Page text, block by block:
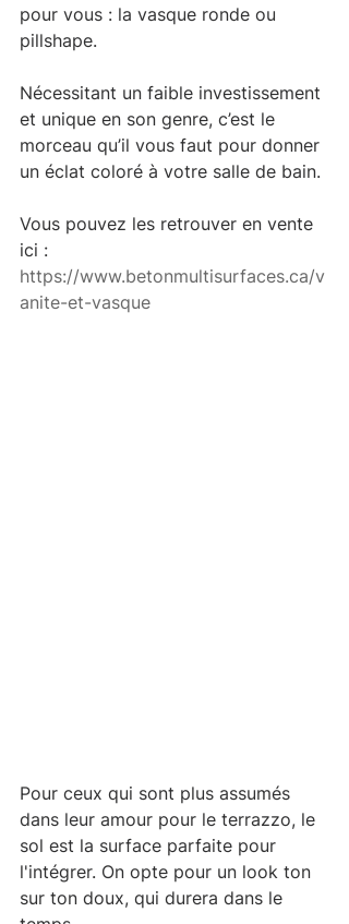
pour vous : la vasque ronde ou
pillshape.
Nécessitant un faible investissement
et unique en son genre, c’est le
morceau qu’il vous faut pour donner
un éclat coloré à votre salle de bain.
Vous pouvez les retrouver en vente
ici :
https://www.betonmultisurfaces.ca/v
anite-et-vasque
Pour ceux qui sont plus assumés
dans leur amour pour le terrazzo, le
sol est la surface parfaite pour
l'intégrer. On opte pour un look ton
sur ton doux, qui durera dans le